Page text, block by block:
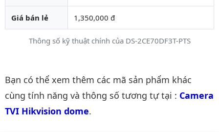
Thông số kỹ thuật chính của DS-2CE70DF3T-PTS
Giá bán lẻ 1,350,000 đ
Danh mục liên quan
Bạn có thể xem thêm các mã sản phẩm khác
cùng tính năng và thông số tương tự tại : Camera
TVI Hikvision dome.